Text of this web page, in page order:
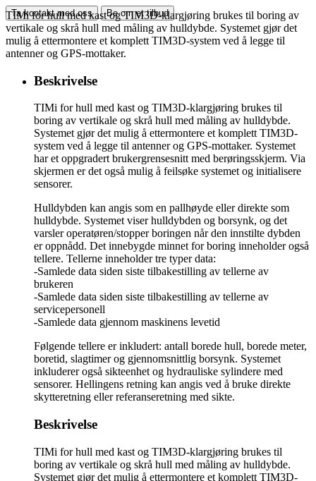
Ta kontakt med oss Be om et tilbud
TIMi for hull med kast og TIM3D-klargjøring brukes til boring av
vertikale og skrå hull med måling av hulldybde. Systemet gjør det
mulig å ettermontere et komplett TIM3D-system ved å legge til
antenner og GPS-mottaker.
Beskrivelse
TIMi for hull med kast og TIM3D-klargjøring brukes til
boring av vertikale og skrå hull med måling av hulldybde.
Systemet gjør det mulig å ettermontere et komplett TIM3D-
system ved å legge til antenner og GPS-mottaker. Systemet
har et oppgradert brukergrensesnitt med berøringsskjerm. Via
skjermen er det også mulig å feilsøke systemet og initialisere
sensorer.
Hulldybden kan angis som en pallhøyde eller direkte som
hulldybde. Systemet viser hulldybden og borsynk, og det
varsler operatøren/stopper boringen når den innstilte dybden
er oppnådd. Det innebygde minnet for boring inneholder også
tellere. Tellerne inneholder tre typer data:
-Samlede data siden siste tilbakestilling av tellerne av
brukeren
-Samlede data siden siste tilbakestilling av tellerne av
servicepersonell
-Samlede data gjennom maskinens levetid
Følgende tellere er inkludert: antall borede hull, borede meter,
boretid, slagtimer og gjennomsnittlig borsynk. Systemet
inkluderer også sikteenhet og hydrauliske sylindere med
sensorer. Hellingens retning kan angis ved å bruke direkte
skytteretning eller referanseretning med sikte.
Beskrivelse
TIMi for hull med kast og TIM3D-klargjøring brukes til
boring av vertikale og skrå hull med måling av hulldybde.
Systemet gjør det mulig å ettermontere et komplett TIM3D-